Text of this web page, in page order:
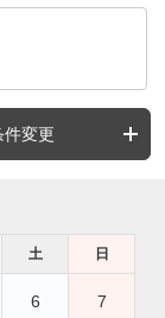
件変更
土 日
6 7